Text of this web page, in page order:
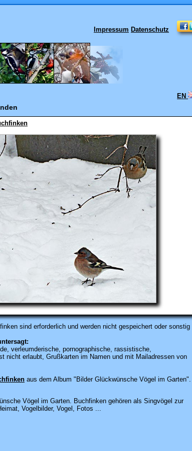
Impressum Datenschutz
EN
sind erforderlich und werden nicht gespeichert oder sonstig
verleumderische, pornographische, rassistische,
nicht erlaubt, Grußkarten im Namen und mit Mailadressen von
aus dem Album "Bilder Glückwünsche Vögel im Garten".
Vögel im Garten. Buchfinken gehören als Singvögel zur
Vogelbilder, Vogel, Fotos ...